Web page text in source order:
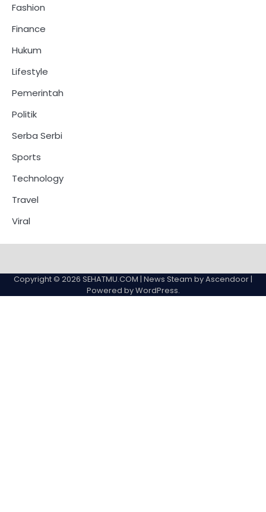
Fashion
Finance
Hukum
Lifestyle
Pemerintah
Politik
Serba Serbi
Sports
Technology
Travel
Viral
Copyright © 2026 SEHATMU.COM | News Steam byAscendoor|
Powered byWordPress.